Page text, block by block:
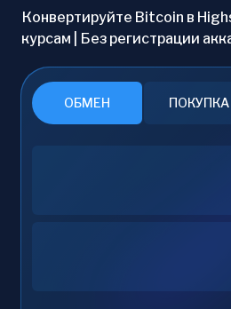
Конвертируйте Bitcoin в
курсам | Без регистрации
ОБМЕН ПОКУПКА